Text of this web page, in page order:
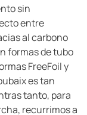
sin
entre
al carbono
formas de tubo
FreeFoil y
es tan
tanto, para
recurrimos a